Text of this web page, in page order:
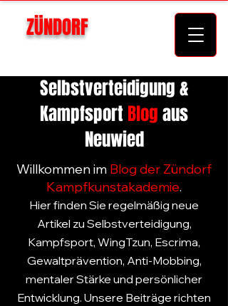
ZÜNDORF
Selbstverteidigung &
KampfsportBlogaus
Neuwied
Willkommen im Blogder Zündorf
Kampfkunstakademie.
Hier finden Sie regelmäßig neue
Artikel zu Selbstverteidigung,
Kampfsport, WingTzun, Escrima,
Gewaltprävention, Anti-Mobbing,
mentaler Stärke und persönlicher
Entwicklung. Unsere Beiträge richten